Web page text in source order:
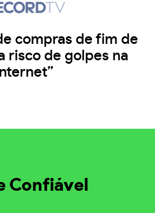
compras de fim de
risco de golpes na
Confiável